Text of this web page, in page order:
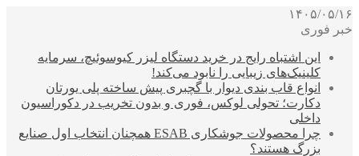
۱۴۰۵/۰۵/۱۶
خبر فوری
این اشتباه رایج در خرید دستگاه لیزر کیوسوئیچ، سرمایه
کلینیک‌های زیبایی را نابود می‌کند!
انواع قاب بندی دیوار با گچبری پیش ساخته پلی یورتان
دکارت؛ تحولی لوکس، فوری و بدون تخریب در دکوراسیون
داخلی
چرا محصولات جوشکاری ESAB همچنان انتخاب اول صنایع
بزرگ هستند؟